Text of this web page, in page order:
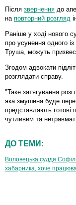
Після звернення до
на повторний розгляд
Раніше у ході нового
про усунення одного
Труша, можуть
Згодом адвокати
розглядати справу.
"Таке затягування
яка змушена буде
представляють
чутливим та
ДО ТЕМИ:
Воловецька суддя
хабарника, хоче